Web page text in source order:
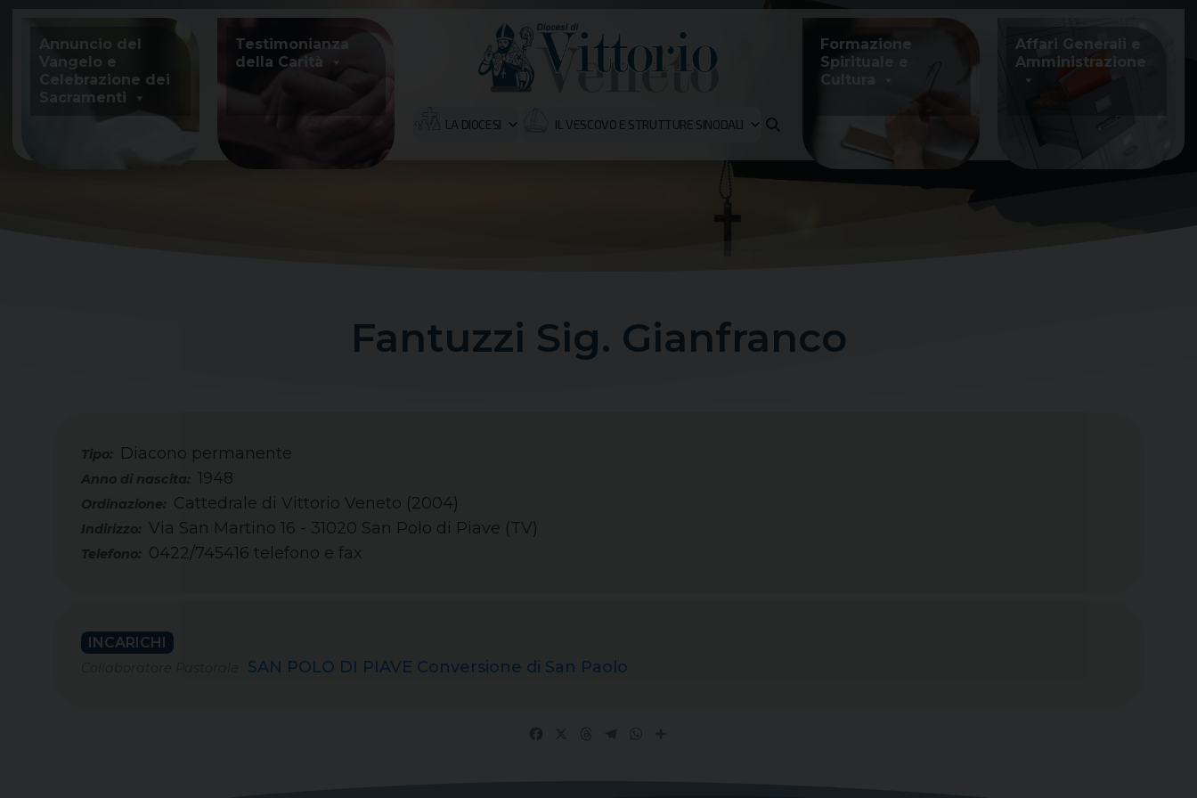
content
Annuncio del
Vangelo e
Celebrazione dei
Sacramenti
Testimonianza
della Carità
LA DIOCESI IL VESCOVO E STRUTTURE SINODALI
Formazione
Spirituale e
Cultura
Affari Generali e
Amministrazione
Fantuzzi Sig. Gianfranco
Tipo:
Diacono permanente
1948
Cattedrale di Vittorio Veneto (2004)
Telefono: 0422/745416 telefono e fax
Via San Martino 16 - 31020 San Polo di Piave (TV)
INCARICHI
SAN POLO DI PIAVE Conversione di San Paolo